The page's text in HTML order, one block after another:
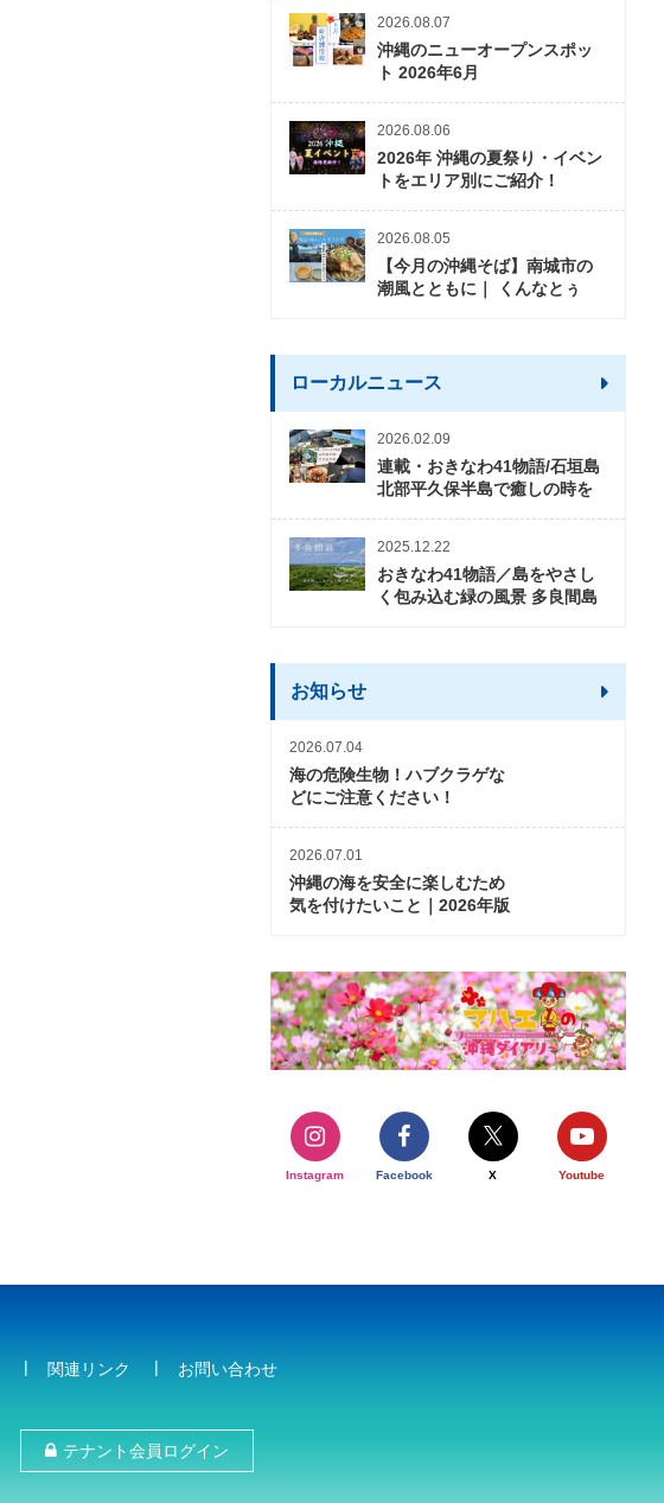
2026.08.07
沖縄のニューオープンスポッ
ト 2026年6月
2026.08.06
2026年 沖縄の夏祭り・イベン
トをエリア別にご紹介！
2026.08.05
【今月の沖縄そば】南城市の
潮風とともに｜ くんなとぅ
ローカルニュース
2026.02.09
連載・おきなわ41物語/石垣島
北部平久保半島で癒しの時を
2025.12.22
おきなわ41物語／島をやさし
く包み込む緑の風景 多良間島
お知らせ
2026.07.04
海の危険生物！ハブクラゲな
どにご注意ください！
2026.07.01
沖縄の海を安全に楽しむため
気を付けたいこと｜2026年版
Instagram Facebook X Youtube
関連リンク お問い合わせ
テナント会員ログイン